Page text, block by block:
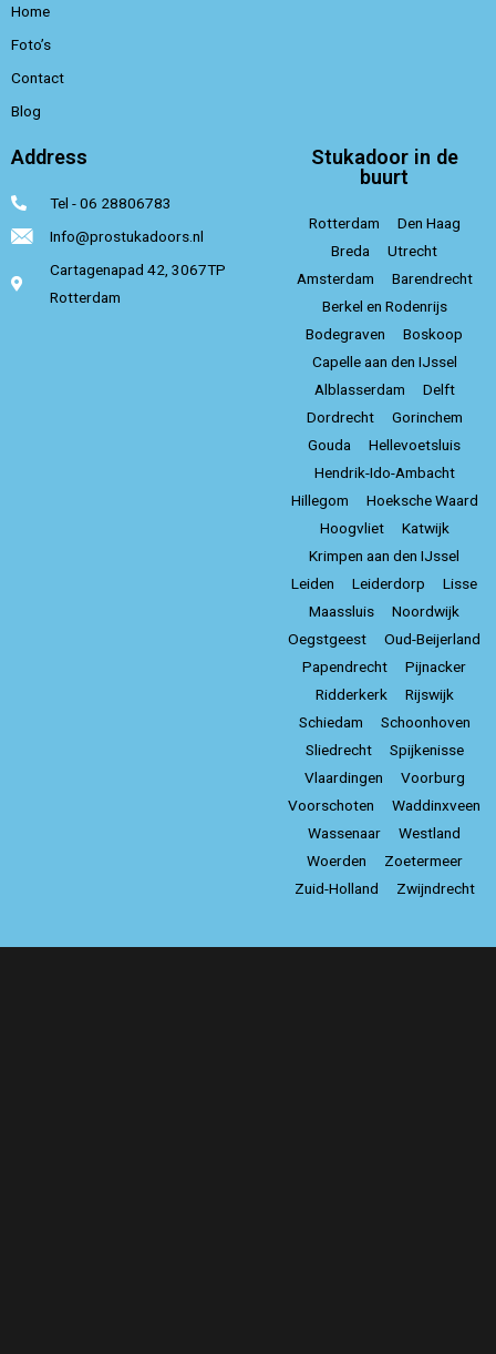
Home
Foto’s
Contact
Blog
Address
Tel - 06 28806783
Info@prostukadoors.nl
Cartagenapad 42, 3067TP
Rotterdam
Stukadoor in de
buurt
Rotterdam
Den Haag
Breda
Utrecht
Amsterdam
Barendrecht
Berkel en Rodenrijs
Bodegraven
Boskoop
Capelle aan den IJssel
Alblasserdam
Delft
Dordrecht
Gorinchem
Gouda
Hellevoetsluis
Hendrik-Ido-Ambacht
Hillegom
Hoeksche Waard
Hoogvliet
Katwijk
Krimpen aan den IJssel
Leiden
Leiderdorp
Lisse
Maassluis
Noordwijk
Oegstgeest
Oud-Beijerland
Papendrecht
Pijnacker
Ridderkerk
Rijswijk
Schiedam
Schoonhoven
Sliedrecht
Spijkenisse
Vlaardingen
Voorburg
Voorschoten
Waddinxveen
Wassenaar
Westland
Woerden
Zoetermeer
Zuid-Holland
Zwijndrecht